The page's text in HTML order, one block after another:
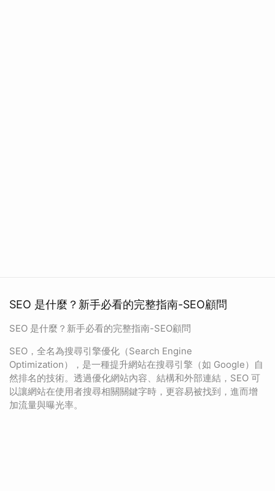
SEO 是什麼？新手必看的完整指南-SEO顧問
SEO 是什麼？新手必看的完整指南-SEO顧問
SEO，全名為搜尋引擎優化（Search Engine
Optimization），是一種提升網站在搜尋引擎（如 Google）自
然排名的技術。透過優化網站內容、結構和外部連結，SEO 可
以讓網站在使用者搜尋相關關鍵字時，更容易被找到，進而增
加流量與曝光率。